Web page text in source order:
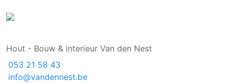
Hout - Bouw & interieur Van den Nest
053 21 58 43
info@vandennest.be